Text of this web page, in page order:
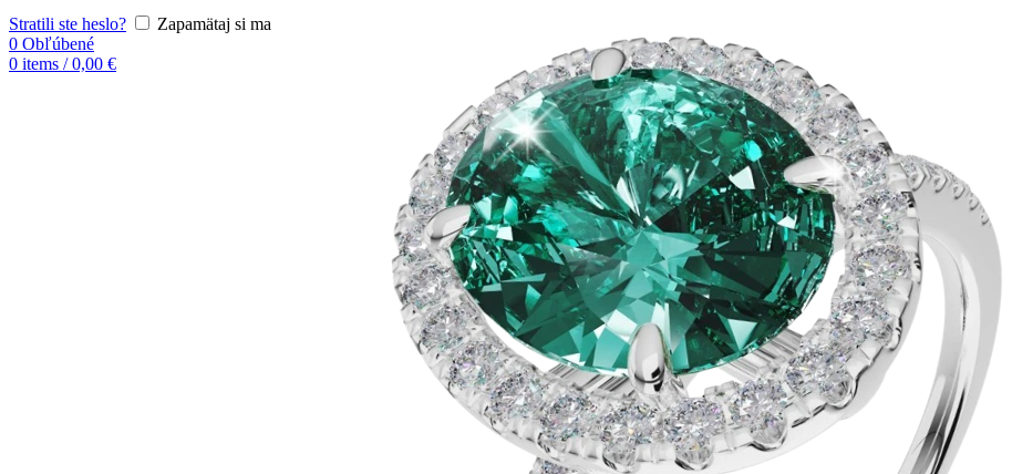
Stratili ste heslo?
Zapamätaj si ma
0 Obľúbené
0 items / 0,00 €